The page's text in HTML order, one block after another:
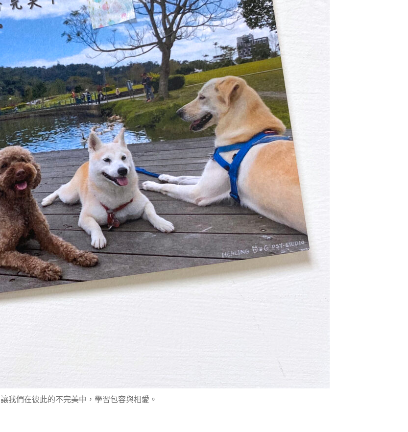
讓我們在彼此的不完美中，學習包容與相愛。